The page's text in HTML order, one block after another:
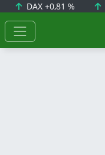
DAX +0,81 %